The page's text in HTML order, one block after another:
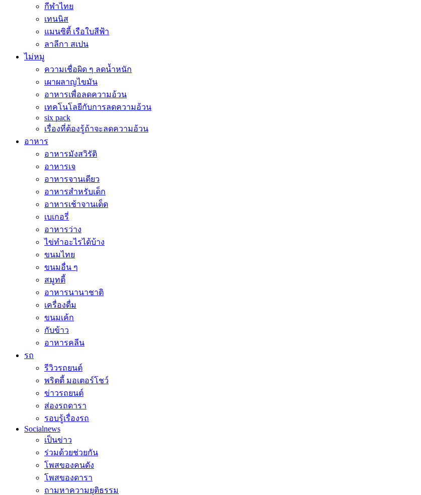
กีฬาไทย
เทนนิส
แมนซิตี้ เรือใบสีฟ้า
ลาลีกา สเปน
ไม่หมู
ความเชื่อผิด ๆ ลดน้ำหนัก
เผาผลาญไขมัน
อาหารเพื่อลดความอ้วน
เทคโนโลยีกับการลดความอ้วน
six pack
เรื่องที่ต้องรู้ถ้าจะลดความอ้วน
อาหาร
อาหารมังสวิรัติ
อาหารเจ
อาหารจานเดียว
อาหารสำหรับเด็ก
อาหารเช้าจานเด็ด
เบเกอรี่
อาหารว่าง
ไข่ทำอะไรได้บ้าง
ขนมไทย
ขนมอื่น ๆ
สมูทตี้
อาหารนานาชาติ
เครื่องดื่ม
ขนมเค้ก
กับข้าว
อาหารคลีน
รถ
รีวิวรถยนต์
พริตตี้ มอเตอร์โชว์
ข่าวรถยนต์
ส่องรถดารา
รอบรู้เรื่องรถ
Socialnews
เป็นข่าว
ร่วมด้วยช่วยกัน
โพสของคนดัง
โพสของดารา
ถามหาความยุติธรรม